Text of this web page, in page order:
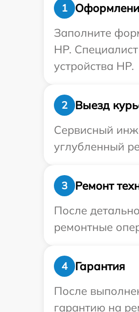
1
Заполните
HP.
устройства HP.
2
Выезд
Сервисный
углубленный
3
Ремонт
После
ремонтные
4
Гарантия
После
гарантию на